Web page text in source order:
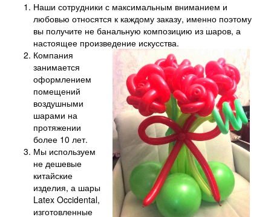
Наши сотрудники с максимальным вниманием и
любовью относятся к каждому заказу, именно поэтому
вы получите не банальную композицию из шаров, а
настоящее произведение искусства.
Компания
занимается
оформлением
помещений
воздушными
шарами на
протяжении
более 10 лет.
Мы используем
не дешевые
китайские
изделия, а шары
Latex Occidental,
изготовленные